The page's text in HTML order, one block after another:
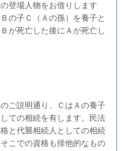
登場人物をお借りします
の子Ｃ（Ａの孫）を養子と
が死亡した後にＡが死亡し
ご説明通り、ＣはＡの養子
ての相続を有します。民法
と代襲相続人としての相続
こでの資格も排他的なもの